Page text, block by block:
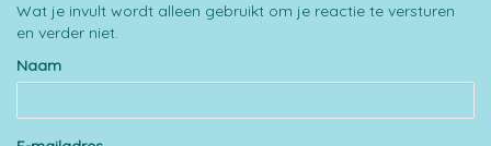
Wat je invult wordt alleen gebruikt om je reactie te versturen
en verder niet.
Naam